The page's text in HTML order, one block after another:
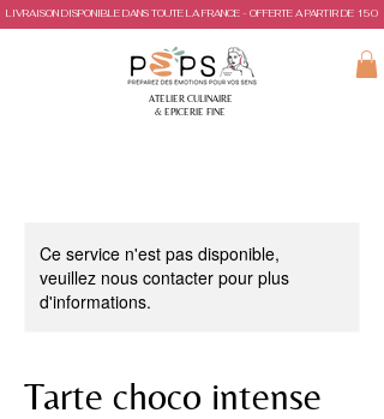
LIVRAISON DISPONIBLE DANS TOUTE LA FRANCE - OFFERTE A PARTIR DE 150€
ATELIER CULINAIRE
& EPICERIE FINE
Ce service n'est pas disponible,
veuillez nous contacter pour plus
d'informations.
Tarte choco intense